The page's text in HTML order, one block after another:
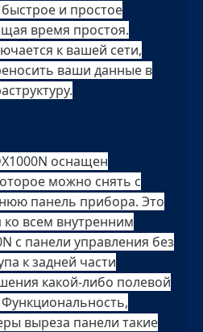
и простое
время простоя.
к вашей сети,
ваши данные в
оснащен
можно снять с
панель прибора. Это
ко всем внутренним
с панели управления без
к задней части
какой-либо полевой
выреза панели такие